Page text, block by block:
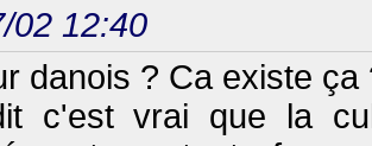
02 12:40
danois ? Ca existe
c'est vrai que la